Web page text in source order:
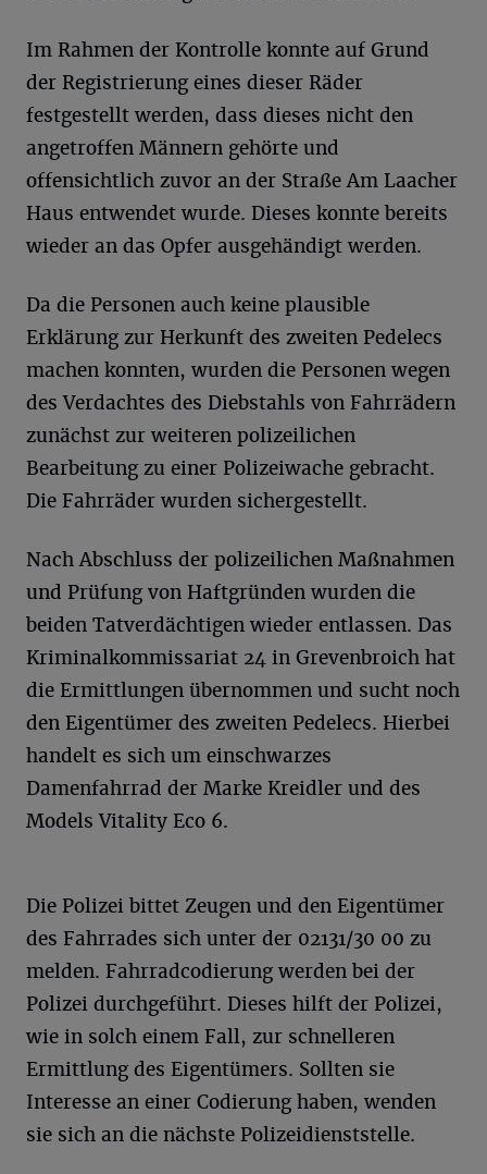
Im Rahmen der Kontrolle konnte auf Grund
der Registrierung eines dieser Räder
festgestellt werden, dass dieses nicht den
angetroffen Männern gehörte und
offensichtlich zuvor an der Straße Am Laacher
Haus entwendet wurde. Dieses konnte bereits
wieder an das Opfer ausgehändigt werden.
Da die Personen auch keine plausible
Erklärung zur Herkunft des zweiten Pedelecs
machen konnten, wurden die Personen wegen
des Verdachtes des Diebstahls von Fahrrädern
zunächst zur weiteren polizeilichen
Bearbeitung zu einer Polizeiwache gebracht.
Die Fahrräder wurden sichergestellt.
Nach Abschluss der polizeilichen Maßnahmen
und Prüfung von Haftgründen wurden die
beiden Tatverdächtigen wieder entlassen. Das
Kriminalkommissariat 24 in Grevenbroich hat
die Ermittlungen übernommen und sucht noch
den Eigentümer des zweiten Pedelecs. Hierbei
handelt es sich um einschwarzes
Damenfahrrad der Marke Kreidler und des
Models Vitality Eco 6.
Die Polizei bittet Zeugen und den Eigentümer
des Fahrrades sich unter der 02131/30 00 zu
melden. Fahrradcodierung werden bei der
Polizei durchgeführt. Dieses hilft der Polizei,
wie in solch einem Fall, zur schnelleren
Ermittlung des Eigentümers. Sollten sie
Interesse an einer Codierung haben, wenden
sie sich an die nächste Polizeidienststelle.